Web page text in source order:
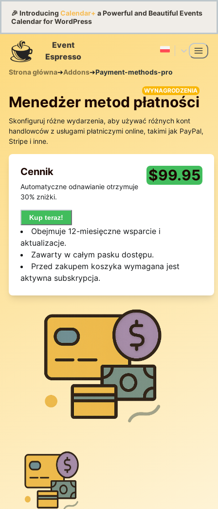
🎉 Introducing Calendar+ a Powerful and Beautiful Events
Calendar for WordPress
Event
Espresso
Strona główna➔Addons➔Payment-methods-pro
Menedżer metod płatności
WYNAGRODZENIA
Skonfiguruj różne wydarzenia, aby używać różnych kont
handlowców z usługami płatniczymi online, takimi jak PayPal,
Stripe i inne.
Cennik
Automatyczne odnawianie otrzymuje
30% zniżki.
Kup teraz!
$99.95
Obejmuje 12-miesięczne wsparcie i
aktualizacje.
Zawarty w całym pasku dostępu.
Przed zakupem koszyka wymagana jest
aktywna subskrypcja.